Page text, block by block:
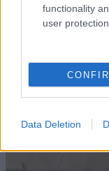
functionality
user protection.
Data Deletion